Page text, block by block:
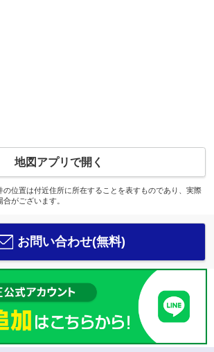
地図アプリで開く
位置は付近住所に所在することを表すものであり、実際
がございます。
お問い合わせ(無料)